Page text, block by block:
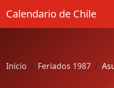
Calendario de Chile
Inicio Feriados 1987